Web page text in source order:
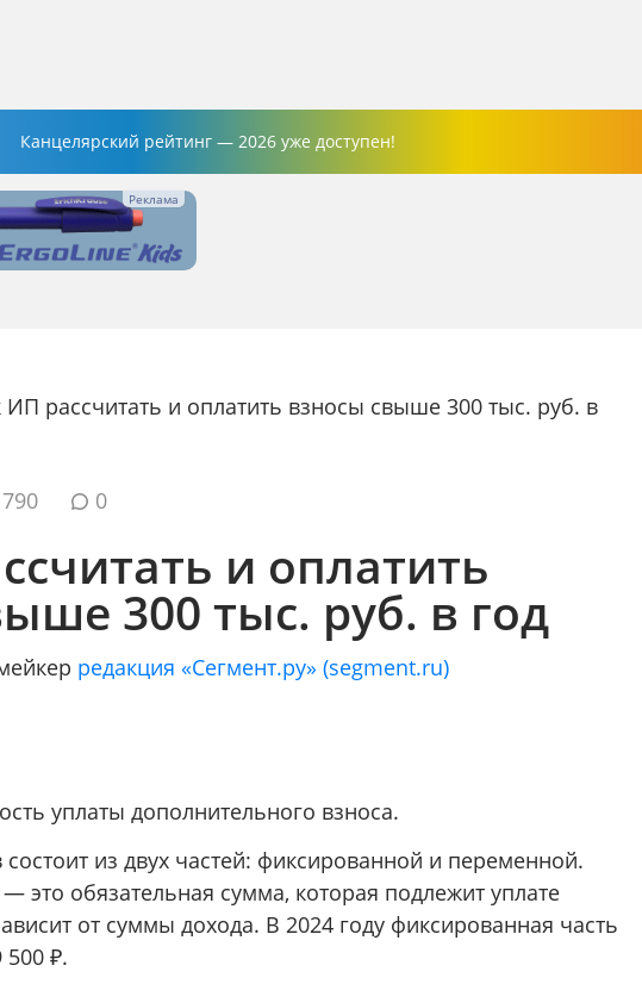
Канцелярский рейтинг — 2026 уже доступен!
ИП рассчитать и оплатить взносы свыше 300 тыс. руб. в
790 0
и оплатить
300 тыс. руб. в год
редакция «Сегмент.ру» (segment.ru)
уплаты дополнительного взноса.
из двух частей: фиксированной и переменной.
это обязательная сумма, которая подлежит уплате
от суммы дохода. В 2024 году фиксированная часть
500 ₽.